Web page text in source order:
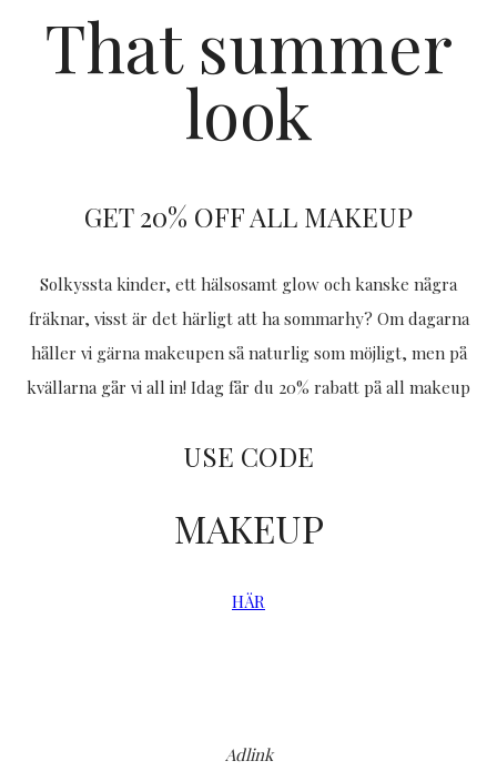
That summer
look
GET 20% OFF ALL MAKEUP
Solkyssta kinder, ett hälsosamt glow och kanske några
fräknar, visst är det härligt att ha sommarhy? Om dagarna
håller vi gärna makeupen så naturlig som möjligt, men på
kvällarna går vi all in! Idag får du 20% rabatt på all makeup
USE CODE
MAKEUP
HÄR
Adlink